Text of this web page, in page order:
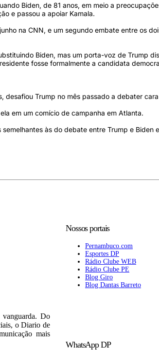
Biden, de 81 anos, em meio a
e passou a apoiar Kamala.
na CNN, e um segundo embate entre os
Biden, mas um porta-voz de Trump
fosse formalmente a candidata
Trump no mês passado a debater
em um comício de campanha em Atlanta.
às do debate entre Trump e Biden
Do
o Diario de
mais
Nossos portais
Pernambuco.com
Esportes DP
Rádio Clube WEB
Rádio Clube PE
Blog Giro
Blog Dantas Barreto
WhatsApp DP